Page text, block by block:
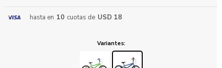
hasta en 10 cuotas de USD 18
Variantes: